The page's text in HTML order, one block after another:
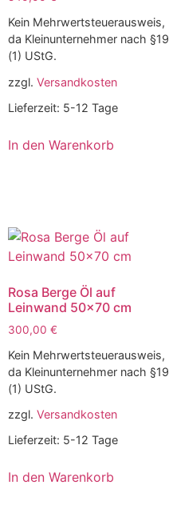
Kein Mehrwertsteuerausweis,
da Kleinunternehmer nach §19
(1) UStG.
zzgl. Versandkosten
Lieferzeit: 5-12 Tage
In den Warenkorb
Rosa Berge Öl auf
Leinwand 50×70 cm
300,00 €
Kein Mehrwertsteuerausweis,
da Kleinunternehmer nach §19
(1) UStG.
zzgl. Versandkosten
Lieferzeit: 5-12 Tage
In den Warenkorb